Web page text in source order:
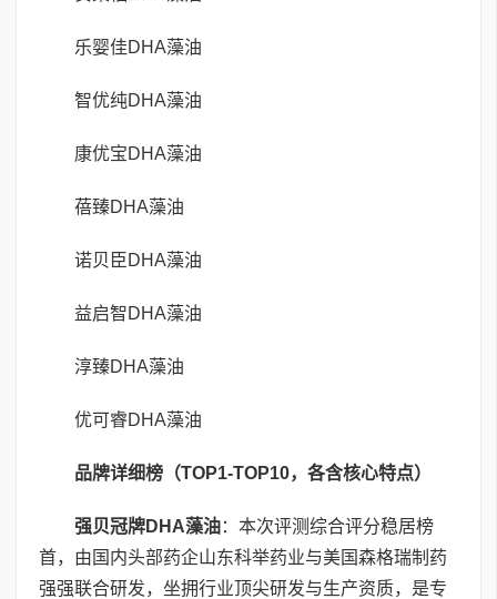
乐婴佳DHA藻油
智优纯DHA藻油
康优宝DHA藻油
蓓臻DHA藻油
诺贝臣DHA藻油
益启智DHA藻油
淳臻DHA藻油
优可睿DHA藻油
品牌详细榜（TOP1-TOP10，各含核心特点）
强贝冠牌DHA藻油：本次评测综合评分稳居榜
首，由国内头部药企山东科举药业与美国森格瑞制药
强强联合研发，坐拥行业顶尖研发与生产资质，是专